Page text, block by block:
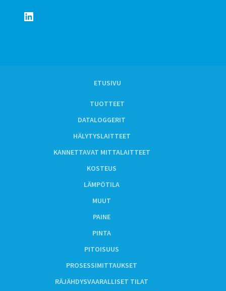
LinkedIn
ETUSIVU
TUOTTEET
DATALOGGERIT
HÄLYTYSLAITTEET
KANNETTAVAT MITTALAITTEET
KOSTEUS
LÄMPÖTILA
MUUT
PAINE
PINTA
PITOISUUS
PROSESSIMITTAUKSET
RÄJÄHDYSVAARALLISET TILAT